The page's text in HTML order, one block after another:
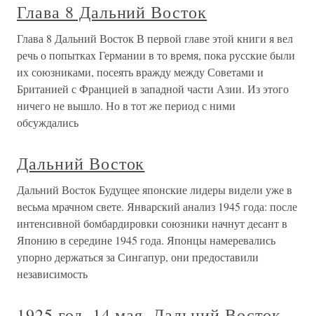
Глава 8 Дальний Восток
Глава 8 Дальний Восток В первой главе этой книги я вел
речь о попытках Германии в то время, пока русские были
их союзниками, посеять вражду между Советами и
Британией с Францией в западной части Азии. Из этого
ничего не вышло. Но в тот же период с ними
обсуждались
Дальний Восток
Дальний Восток Будущее японские лидеры видели уже в
весьма мрачном свете. Январский анализ 1945 года: после
интенсивной бомбардировки союзники начнут десант в
Японию в середине 1945 года. Японцы намеревались
упорно держаться за Сингапур, они предоставили
независимость